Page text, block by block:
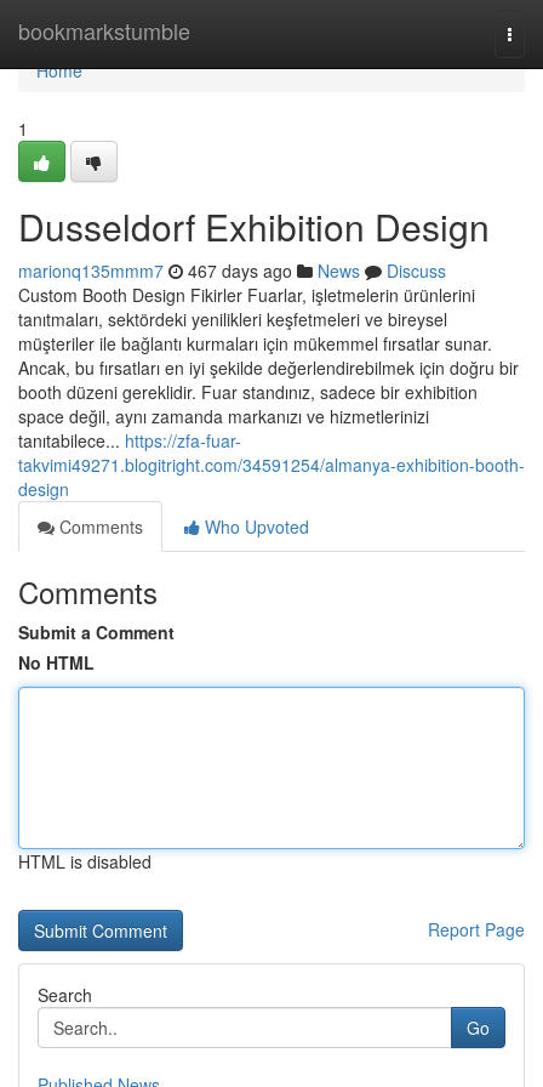
bookmarkstumble
Home
Home
1
Dusseldorf Exhibition Design
marionq135mmm7 467 days ago News
Discuss
Custom Booth Design Fikirler Fuarlar, işletmelerin ürünlerini
tanıtmaları, sektördeki yenilikleri keşfetmeleri ve bireysel
müşteriler ile bağlantı kurmaları için mükemmel fırsatlar sunar.
Ancak, bu fırsatları en iyi şekilde değerlendirebilmek için doğru bir
booth düzeni gereklidir. Fuar standınız, sadece bir exhibition
space değil, aynı zamanda markanızı ve hizmetlerinizi
tanıtabilece... https://zfa-fuar-
takvimi49271.blogitright.com/34591254/almanya-exhibition-booth-
design
Comments
Who Upvoted
Comments
Submit a Comment
No HTML
HTML is disabled
Report Page
Search
Go